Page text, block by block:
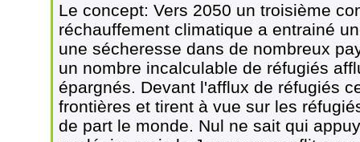
Le concept: Vers 2050 un troisième
réchauffement climatique a entrainé
une sécheresse dans de nombreux
un nombre incalculable de réfugiés
épargnés. Devant l'afflux de réfugiés
frontières et tirent à vue sur les
de part le monde. Nul ne sait qui